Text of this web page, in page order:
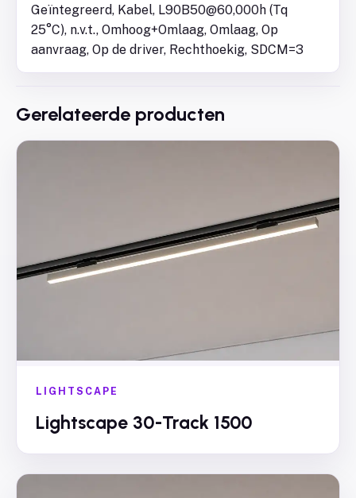
Geïntegreerd, Kabel, L90B50@60,000h (Tq
25°C), n.v.t., Omhoog+Omlaag, Omlaag, Op
aanvraag, Op de driver, Rechthoekig, SDCM=3
Gerelateerde producten
LIGHTSCAPE
Lightscape 30-Track 1500